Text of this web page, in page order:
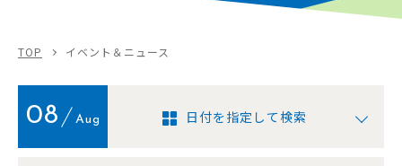
TOP イベント＆ニュース
08 Aug 日付を指定して検索